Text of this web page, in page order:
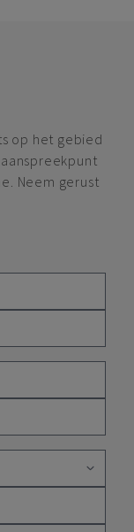
op het gebied
Neem gerust